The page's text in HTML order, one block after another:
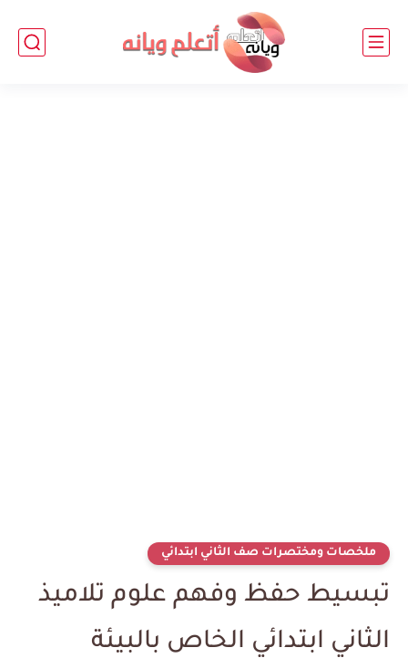
ملخصات ومختصرات صف الثاني ابتدائي
تبسيط حفظ وفهم علوم تلاميذ
الثاني ابتدائي الخاص بالبيئة